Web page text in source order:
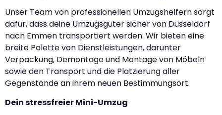
Unser Team von professionellen Umzugshelfern sorgt
dafür, dass deine Umzugsgüter sicher von Düsseldorf
nach Emmen transportiert werden. Wir bieten eine
breite Palette von Dienstleistungen, darunter
Verpackung, Demontage und Montage von Möbeln
sowie den Transport und die Platzierung aller
Gegenstände an ihrem neuen Bestimmungsort.
Dein stressfreier Mini-Umzug